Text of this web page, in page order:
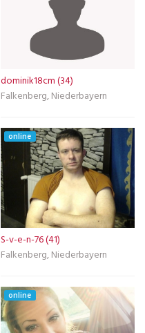
dominik18cm (34)
Falkenberg, Niederbayern
online
S-v-e-n-76 (41)
Falkenberg, Niederbayern
online